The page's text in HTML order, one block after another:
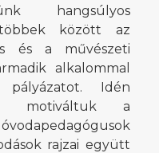
hangsúlyos
között az
és a művészeti
alkalommal
Idén
motiváltuk a
rajzai együtt